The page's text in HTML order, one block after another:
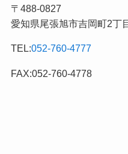
事
カ
ゴ
リ
〒488-0827
愛知県尾張旭市吉岡町2丁
TEL:052-760-4777
FAX:052-760-4778